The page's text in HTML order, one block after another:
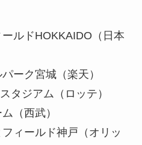
ールドHOKKAIDO（日本
ーク宮城（楽天）
タジアム（ロッテ）
（西武）
ィールド神戸（オリッ